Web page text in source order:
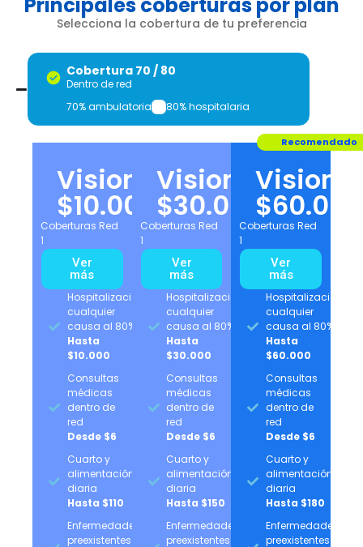
Selecciona la cobertura de tu preferencia
Cobertura 70 / 80
Dentro de red
70% ambulatoria
80% hospitalaria
Visiona
$10.000
Coberturas Red
1
Ver
más
Hospitalización
cualquier
causa al 80%
Hasta
$10.000
Consultas
médicas
dentro de
red
Desde $6
Cuarto y
alimentación
diaria
Hasta $110
Enfermedades
preexistentes
Visiona
$30.000
Coberturas Red
1
Ver
más
Hospitalización
cualquier
causa al 80%
Hasta
$30.000
Consultas
médicas
dentro de
red
Desde $6
Cuarto y
alimentación
diaria
Hasta $150
Enfermedades
preexistentes
Visiona
$60.000
Coberturas Red
1
Ver
más
Hospitalización
cualquier
causa al 80%
Hasta
$60.000
Consultas
médicas
dentro de
red
Desde $6
Cuarto y
alimentación
diaria
Hasta $180
Enfermedades
preexistentes
Recomendado